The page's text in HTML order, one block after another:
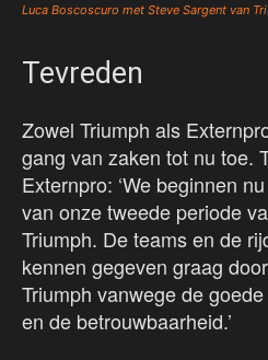
Luca Boscoscuro met Steve Sargent van
Tevreden
Zowel Triumph als
gang van zaken tot nu toe.
Externpro: ‘We beginnen
van onze tweede periode
Triumph. De teams en de
kennen gegeven graag
Triumph vanwege de
en de betrouwbaarheid.’